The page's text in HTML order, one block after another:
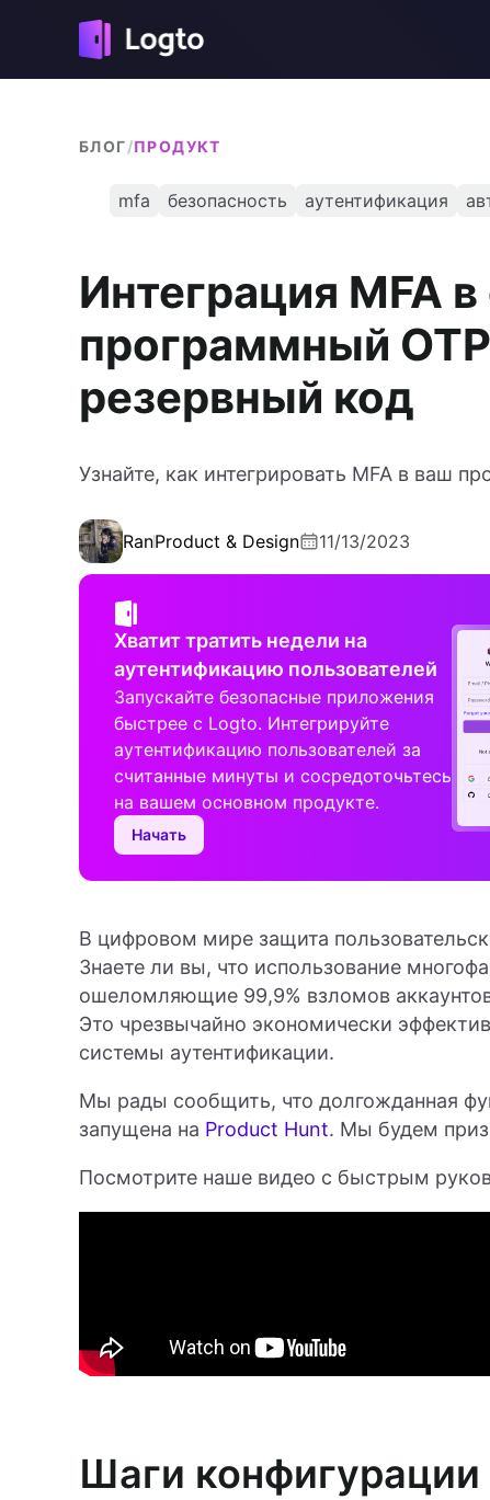
БЛОГ/ПРОДУКТ
mfa безопасность аутентификация
Интеграция MFA
программный
резервный код
Узнайте, как интегрировать MFA в ваш
RanProduct & Design 11/13/2023
Хватит тратить недели на
аутентификацию пользователей
Запускайте безопасные приложения
быстрее с Logto. Интегрируйте
аутентификацию пользователей за
считанные минуты и сосредоточьтесь
на вашем основном продукте.
Начать
В цифровом мире защита
Знаете ли вы, что использование
ошеломляющие 99,9% взломов
Это чрезвычайно экономически
системы аутентификации.
Мы рады сообщить, что долгожданная
запущена на Product Hunt. Мы будем
Посмотрите наше видео с быстрым
Шаги конфигурации